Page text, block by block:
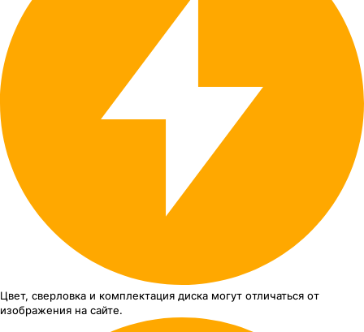
Цвет, сверловка и комплектация диска могут отличаться от
изображения на сайте.